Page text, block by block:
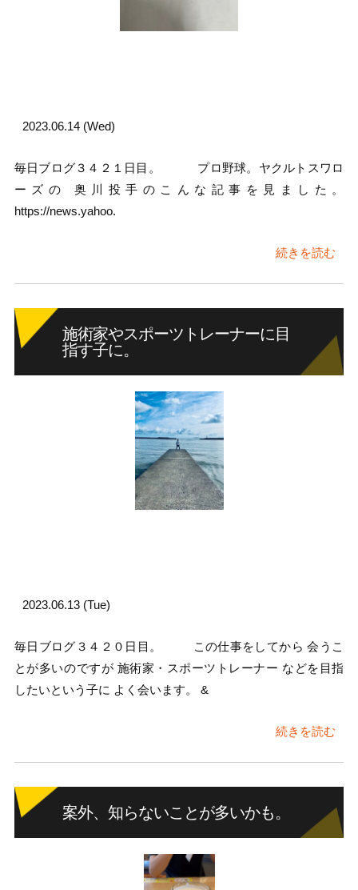
2023.06.14 (Wed)
毎日ブログ３４２１日目。 プロ野球。ヤクルトスワロ
ーズの 奥川投手のこんな記事を見ました。
https://news.yahoo.
続きを読む
施術家やスポーツトレーナーに目
指す子に。
2023.06.13 (Tue)
毎日ブログ３４２０日目。 この仕事をしてから 会うこ
とが多いのですが 施術家・スポーツトレーナー などを目指
したいという子に よく会います。 &
続きを読む
案外、知らないことが多いかも。